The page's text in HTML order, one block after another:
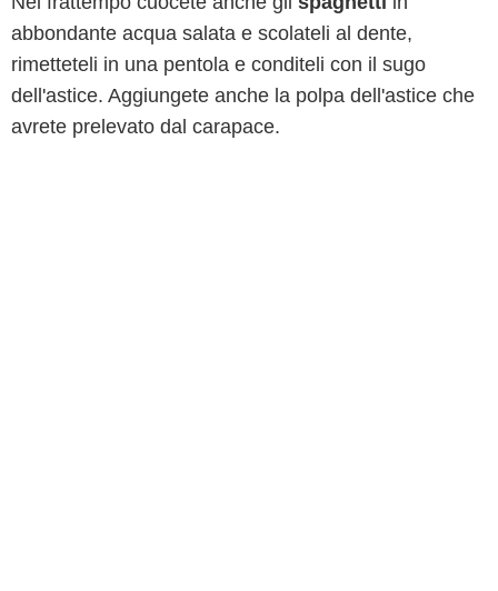
abbondante acqua salata e scolateli al dente,
rimetteteli in una pentola e conditeli con il sugo
dell'astice. Aggiungete anche la polpa dell'astice che
avrete prelevato dal carapace.